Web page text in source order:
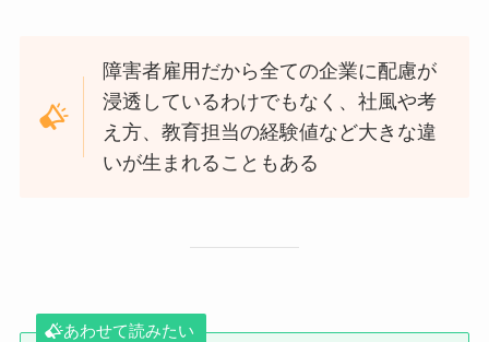
障害者雇用だから全ての企業に配慮が
浸透しているわけでもなく、社風や考
え方、教育担当の経験値など大きな違
いが生まれることもある
あわせて読みたい